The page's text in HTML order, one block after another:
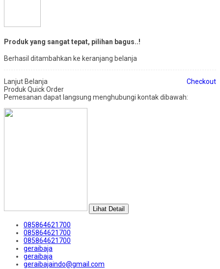
Produk yang sangat tepat, pilihan bagus..!
Berhasil ditambahkan ke keranjang belanja
Lanjut Belanja
Checkout
Produk Quick Order
Pemesanan dapat langsung menghubungi kontak dibawah:
Lihat Detail
085864621700
085864621700
085864621700
geraibaja
geraibaja
geraibajaindo@gmail.com